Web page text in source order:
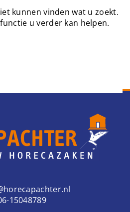
n
a
i
n
kunnen vinden wat u zoekt.
u verder kan helpen.
15048789